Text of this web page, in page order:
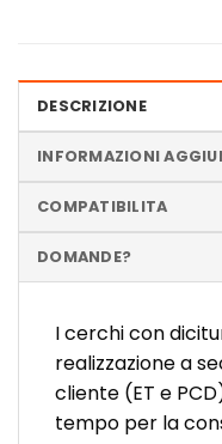
DESCRIZIONE
INFORMAZIONI
COMPATIBILITA
DOMANDE?
I cerchi con
realizzazione a
cliente (ET e
tempo per la